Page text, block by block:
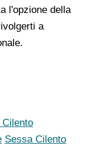
l'opzione della
a
Cilento
Sessa Cilento